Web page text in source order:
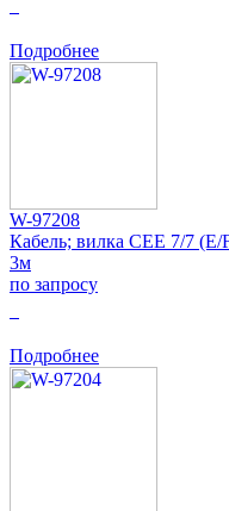
Подробнее
W-97208
Кабель; вилка CEE 7/7
3м
по запросу
Подробнее